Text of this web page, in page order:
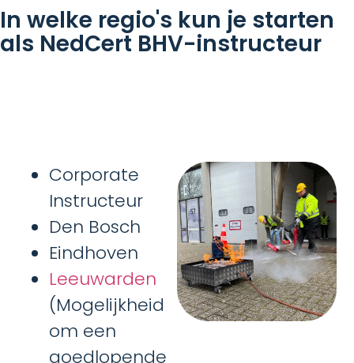
In welke regio's kun je starten
als NedCert BHV-instructeur
Corporate
Instructeur
Den Bosch
Eindhoven
Leeuwarden
(Mogelijkheid
om een
goedlopende